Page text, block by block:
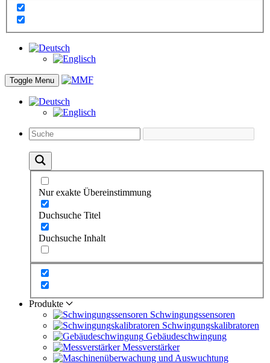
Toggle Menu
Nur exakte Übereinstimmung
Duchsuche Titel
Duchsuche Inhalt
Produkte
Schwingungs­sensoren
Schwingungs­kalibratoren
Gebäude­schwingung
Messverstärker